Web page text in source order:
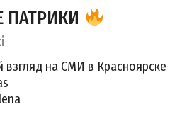
ПАТРИКИ
на СМИ в Красноярске